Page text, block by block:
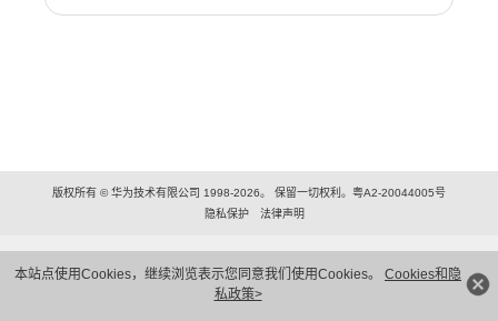
本站点使用Cookies，继续浏览表示您同意我们使用Cookies。 Cookies和隐
私政策>
版权所有 © 华为技术有限公司 1998-2026。 保留一切权利。粤A2-20044005号
隐私保护
法律声明